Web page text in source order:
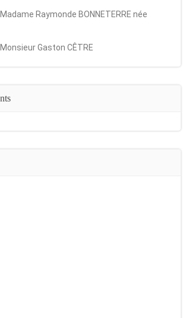
Raymonde BONNETERRE née
Gaston CÊTRE